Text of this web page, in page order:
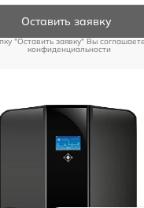
Оставить заявку
"Оставить заявку" Вы
конфиденциальности